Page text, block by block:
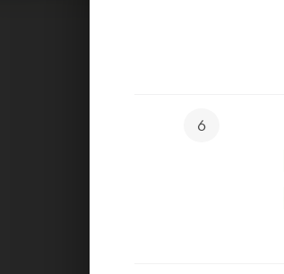
6